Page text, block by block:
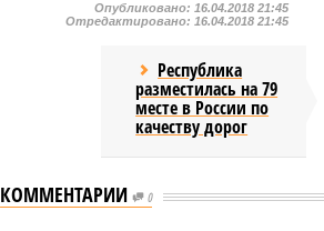
Опубликовано: 16.04.2018 21:45
Отредактировано: 16.04.2018 21:45
Республика
разместилась на 79
месте в России по
качеству дорог
КОММЕНТАРИИ 0